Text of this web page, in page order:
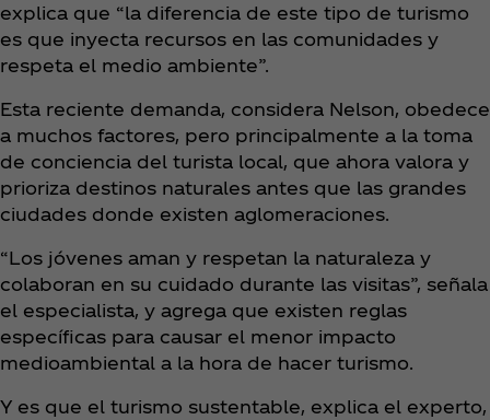
explica que “la diferencia de este tipo de turismo
es que inyecta recursos en las comunidades y
respeta el medio ambiente”.
Esta reciente demanda, considera Nelson, obedece
a muchos factores, pero principalmente a la toma
de conciencia del turista local, que ahora valora y
prioriza destinos naturales antes que las grandes
ciudades donde existen aglomeraciones.
“Los jóvenes aman y respetan la naturaleza y
colaboran en su cuidado durante las visitas”, señala
el especialista, y agrega que existen reglas
específicas para causar el menor impacto
medioambiental a la hora de hacer turismo.
Y es que el turismo sustentable, explica el experto,